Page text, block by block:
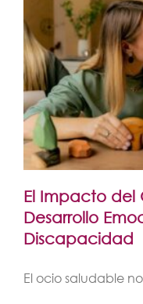
El Impacto del
Desarrollo
Discapacidad
El ocio saludable